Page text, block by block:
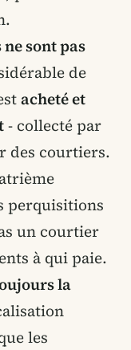
sont pas
de
acheté et
- collecté par
des courtiers.
perquisitions
un courtier
à qui paie.
la
les